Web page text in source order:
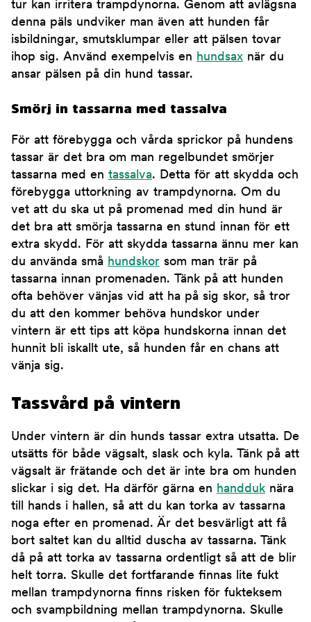
tur kan irritera trampdynorna. Genom att avlägsna
denna päls undviker man även att hunden får
isbildningar, smutsklumpar eller att pälsen tovar
ihop sig. Använd exempelvis en hundsax när du
ansar pälsen på din hund tassar.
Smörj in tassarna med tassalva
För att förebygga och vårda sprickor på hundens
tassar är det bra om man regelbundet smörjer
tassarna med en tassalva. Detta för att skydda och
förebygga uttorkning av trampdynorna. Om du
vet att du ska ut på promenad med din hund är
det bra att smörja tassarna en stund innan för ett
extra skydd. För att skydda tassarna ännu mer kan
du använda små hundskor som man trär på
tassarna innan promenaden. Tänk på att hunden
ofta behöver vänjas vid att ha på sig skor, så tror
du att den kommer behöva hundskor under
vintern är ett tips att köpa hundskorna innan det
hunnit bli iskallt ute, så hunden får en chans att
vänja sig.
Tassvård på vintern
Under vintern är din hunds tassar extra utsatta. De
utsätts för både vägsalt, slask och kyla. Tänk på att
vägsalt är frätande och det är inte bra om hunden
slickar i sig det. Ha därför gärna en handduk nära
till hands i hallen, så att du kan torka av tassarna
noga efter en promenad. Är det besvärligt att få
bort saltet kan du alltid duscha av tassarna. Tänk
då på att torka av tassarna ordentligt så att de blir
helt torra. Skulle det fortfarande finnas lite fukt
mellan trampdynorna finns risken för fukteksem
och svampbildning mellan trampdynorna. Skulle